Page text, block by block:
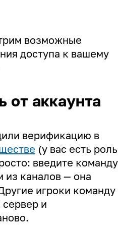
возможные
доступа к вашему
от аккаунта
верификацию в
(у вас есть роль
введите команду
из каналов — она
игроки команду
сервер и